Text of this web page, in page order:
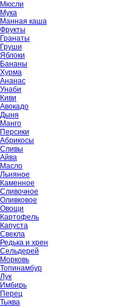
Мюсли
Мука
Манная каша
Фрукты
Гранаты
Груши
Яблоки
Бананы
Хурма
Ананас
Унаби
Киви
Авокадо
Дыня
Манго
Персики
Абрикосы
Сливы
Айва
Масло
Льняное
Каменное
Сливочное
Оливковое
Овощи
Картофель
Капуста
Свекла
Редька и хрен
Сельдерей
Морковь
Топинамбур
Лук
Имбирь
Перец
Тыква